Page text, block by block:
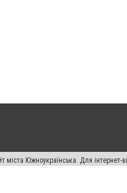
Южноукраїнська. Для